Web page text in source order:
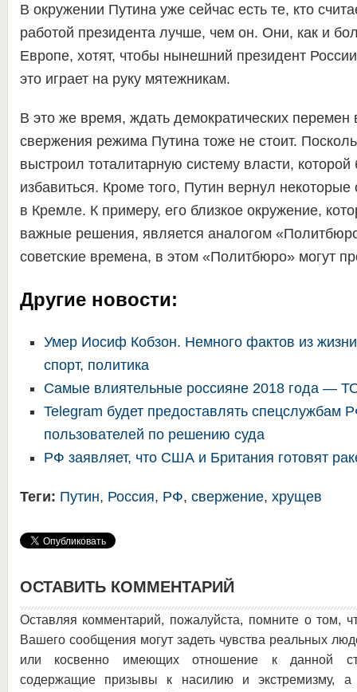
В окружении Путина уже сейчас есть те, кто
работой президента лучше, чем он. Они, как и
Европе, хотят, чтобы нынешний президент
это играет на руку мятежникам.
В это же время, ждать демократических перемен
свержения режима Путина тоже не стоит.
выстроил тоталитарную систему власти, которой
избавиться. Кроме того, Путин вернул некоторые
в Кремле. К примеру, его близкое окружение,
важные решения, является аналогом
советские времена, в этом «Политбюро» могут
Другие новости:
Умер Иосиф Кобзон. Немного фактов из
спорт, политика
Самые влиятельные россияне 2018 года —
Telegram будет предоставлять спецслужбам
пользователей по решению суда
РФ заявляет, что США и Британия готовят
Теги: Путин, Россия, РФ, свержение, хрущев
ОСТАВИТЬ КОММЕНТАРИЙ
Оставляя комментарий, пожалуйста, помните о том,
Вашего сообщения могут задеть чувства реальных
или косвенно имеющих отношение к данной
содержащие призывы к насилию и экстремизму, а